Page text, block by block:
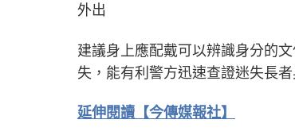
外出
建議身上應配戴可以辨識身分的
失，能有利警方迅速查證迷失長
延伸閱讀【今傳媒報社】